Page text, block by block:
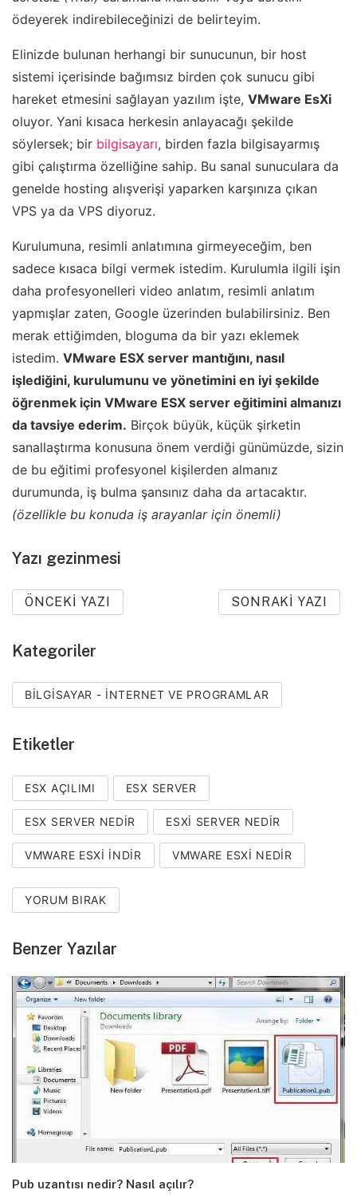
ödeyerek indirebileceğinizi de belirteyim.
Elinizde bulunan herhangi bir sunucunun, bir host
sistemi içerisinde bağımsız birden çok sunucu gibi
hareket etmesini sağlayan yazılım işte, VMware EsXi
oluyor. Yani kısaca herkesin anlayacağı şekilde
söylersek; bir bilgisayarı, birden fazla bilgisayarmış
gibi çalıştırma özelliğine sahip. Bu sanal sunuculara da
genelde hosting alışverişi yaparken karşınıza çıkan
VPS ya da VPS diyoruz.
Kurulumuna, resimli anlatımına girmeyeceğim, ben
sadece kısaca bilgi vermek istedim. Kurulumla ilgili işin
daha profesyonelleri video anlatım, resimli anlatım
yapmışlar zaten, Google üzerinden bulabilirsiniz. Ben
merak ettiğimden, bloguma da bir yazı eklemek
istedim. VMware ESX server mantığını, nasıl
işlediğini, kurulumunu ve yönetimini en iyi şekilde
öğrenmek için VMware ESX server eğitimini almanızı
da tavsiye ederim. Birçok büyük, küçük şirketin
sanallaştırma konusuna önem verdiği günümüzde, sizin
de bu eğitimi profesyonel kişilerden almanız
durumunda, iş bulma şansınız daha da artacaktır.
(özellikle bu konuda iş arayanlar için önemli)
Yazı gezinmesi
ÖNCEKI YAZI SONRAKI YAZI
Kategoriler
BILGISAYAR - İNTERNET VE PROGRAMLAR
Etiketler
ESX AÇILIMI ESX SERVER
ESX SERVER NEDIR ESXI SERVER NEDIR
VMWARE ESXI INDIR VMWARE ESXI NEDIR
YORUM BIRAK
Benzer Yazılar
Pub uzantısı nedir? Nasıl açılır?